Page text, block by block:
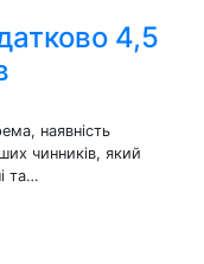
4,5
наявність
чинників, який
та…